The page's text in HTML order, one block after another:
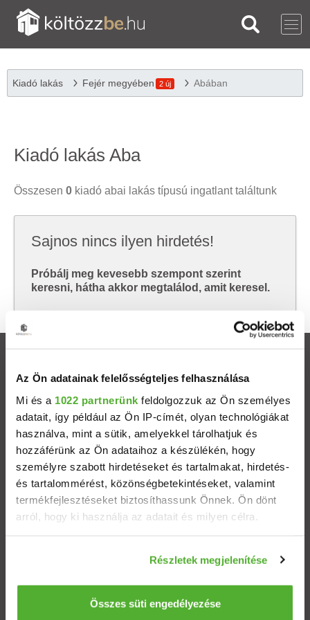
Az Ön adatainak felelősségteljes felhasználása
Mi és a 1022 partnerünk feldolgozzuk az Ön személyes
adatait, így például az Ön IP-címét, olyan technológiákat
használva, mint a sütik, amelyekkel tárolhatjuk és
hozzáférünk az Ön adataihoz a készülékén, hogy
személyre szabott hirdetéseket és tartalmakat, hirdetés-
és tartalommérést, közönségbetekintéseket, valamint
termékfejlesztéseket biztosíthassunk Önnek. Ön dönt
arról, hogy ki használja az adatait és milyen célra.
Információgyűjtés az Ön földrajzi elhelyezkedéséről
pár méteres pontossággal
Az Ön készülékén beazonosítása annak konkrét
Részletek megjelenítése
Összes süti engedélyezése
Kiadó lakás Fejér megyében 2 új Abában
Kiadó lakás Aba
Összesen 0 kiadó abai lakás típusú ingatlant találtunk
Sajnos nincs ilyen hirdetés!
Próbálj meg kevesebb szempont szerint
keresni, hátha akkor megtalálod, amit keresel.
Eladó házak
Eladó lakások
Települések
Albérletek
Adatvédelem Etikai kódex